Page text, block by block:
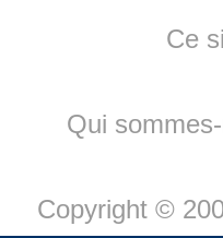
Ce
Qui
Copyright ©